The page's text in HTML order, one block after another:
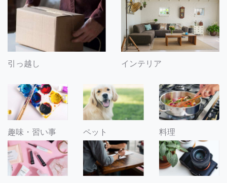
引っ越し インテリア
趣味・習い事 ペット 料理